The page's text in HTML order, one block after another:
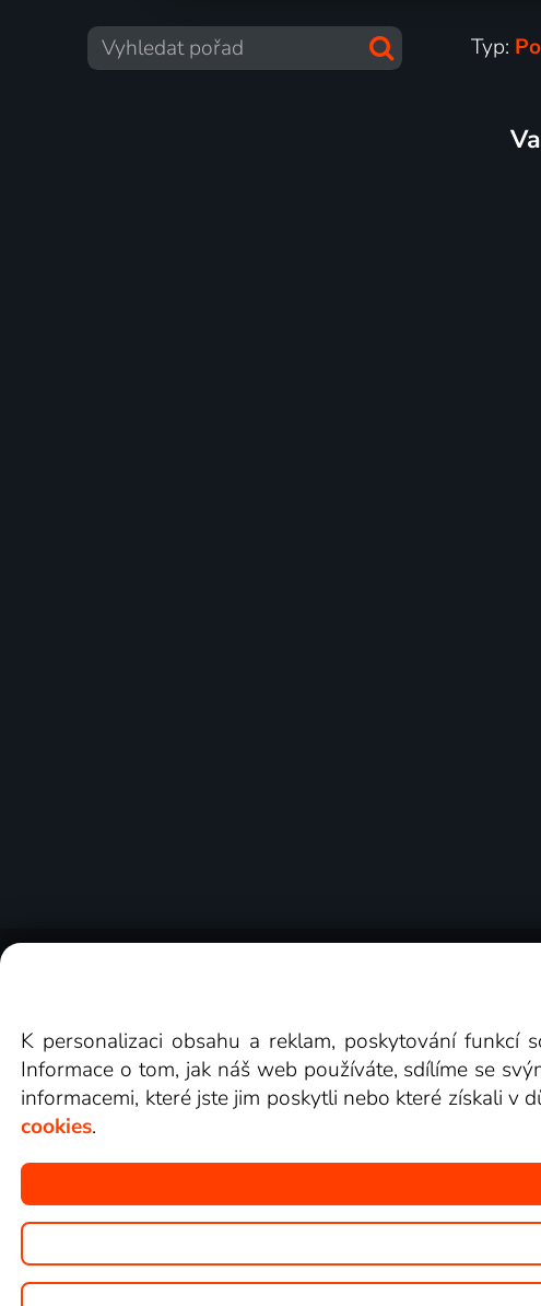
Typ:
Copyright © goNET s.r.o. Na
K personalizaci obsahu a reklam, poskytování
Informace o tom, jak náš web používáte, sdílíme se
informacemi, které jste jim poskytli nebo které získali v
cookies.